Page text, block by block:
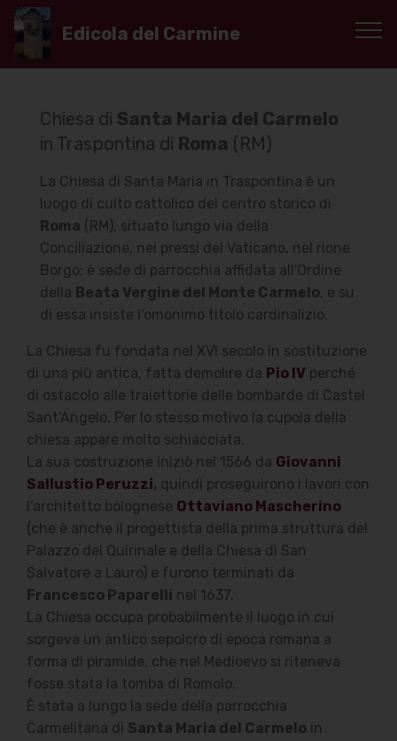
Edicola del Carmine
Chiesa di Santa Maria del Carmelo
in Traspontina di Roma (RM)
La Chiesa di Santa Maria in Traspontina è un
luogo di culto cattolico del centro storico di
Roma (RM), situato lungo via della
Conciliazione, nei pressi del Vaticano, nel rione
Borgo; è sede di parrocchia affidata all'Ordine
della Beata Vergine del Monte Carmelo, e su
di essa insiste l'omonimo titolo cardinalizio.
La Chiesa fu fondata nel XVI secolo in sostituzione
di una più antica, fatta demolire da Pio IV perché
di ostacolo alle traiettorie delle bombarde di Castel
Sant'Angelo. Per lo stesso motivo la cupola della
chiesa appare molto schiacciata.
La sua costruzione iniziò nel 1566 da Giovanni
Sallustio Peruzzi, quindi proseguirono i lavori con
l’architetto bolognese Ottaviano Mascherino
(che è anche il progettista della prima struttura del
Palazzo del Quirinale e della Chiesa di San
Salvatore a Lauro) e furono terminati da
Francesco Paparelli nel 1637.
La Chiesa occupa probabilmente il luogo in cui
sorgeva un antico sepolcro di epoca romana a
forma di piramide, che nel Medioevo si riteneva
fosse stata la tomba di Romolo.
È stata a lungo la sede della parrocchia
Carmelitana di Santa Maria del Carmelo in